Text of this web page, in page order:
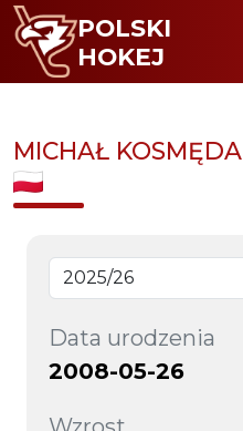
POLSKI
HOKEJ
MICHAŁ KOSMĘDA
Data urodzenia
2008-05-26